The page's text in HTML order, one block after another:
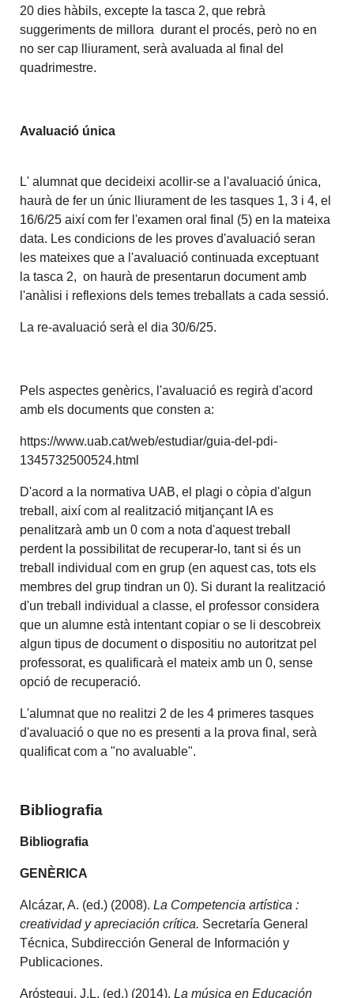
20 dies hàbils, excepte la tasca 2, que rebrà
suggeriments de millora durant el procés, però no en
no ser cap lliurament, serà avaluada al final del
quadrimestre.
Avaluació única
L' alumnat que decideixi acollir-se a l'avaluació única,
haurà de fer un únic lliurament de les tasques 1, 3 i 4, el
16/6/25 així com fer l'examen oral final (5) en la mateixa
data. Les condicions de les proves d'avaluació seran
les mateixes que a l'avaluació continuada exceptuant
la tasca 2, on haurà de presentarun document amb
l'anàlisi i reflexions dels temes treballats a cada sessió.
La re-avaluació serà el dia 30/6/25.
Pels aspectes genèrics, l'avaluació es regirà d'acord
amb els documents que consten a:
https://www.uab.cat/web/estudiar/guia-del-pdi-
1345732500524.html
D'acord a la normativa UAB, el plagi o còpia d'algun
treball, així com al realització mitjançant IA es
penalitzarà amb un 0 com a nota d'aquest treball
perdent la possibilitat de recuperar-lo, tant si és un
treball individual com en grup (en aquest cas, tots els
membres del grup tindran un 0). Si durant la realització
d'un treball individual a classe, el professor considera
que un alumne està intentant copiar o se li descobreix
algun tipus de document o dispositiu no autoritzat pel
professorat, es qualificarà el mateix amb un 0, sense
opció de recuperació.
L'alumnat que no realitzi 2 de les 4 primeres tasques
d'avaluació o que no es presenti a la prova final, serà
qualificat com a "no avaluable".
Bibliografia
Bibliografia
GENÈRICA
Alcázar, A. (ed.) (2008).La Competencia artística :
creatividad y apreciación crítica. Secretaría General
Técnica, Subdirección General de Información y
Publicaciones.
Aróstegui, J.L. (ed.) (2014).La música en Educación